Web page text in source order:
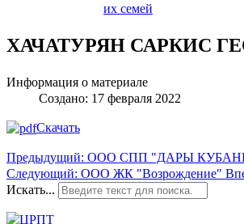
их семей
ХАЧАТУРЯН САРКИС
Информация о материале
Создано: 17 февраля 2022
Скачать
Предыдущий: ООО СПП "ДАРЫ
Следующий: ООО ЖК "Возрождение"
Искать...